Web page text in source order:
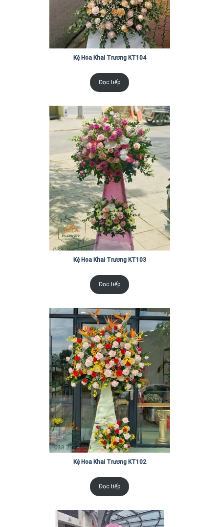
Kệ Hoa Khai Trương KT104
Đọc tiếp
Kệ Hoa Khai Trương KT103
Đọc tiếp
Kệ Hoa Khai Trương KT102
Đọc tiếp